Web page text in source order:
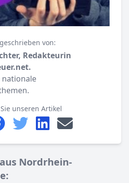
von:
Redakteurin
unseren Artikel
Nordrhein-